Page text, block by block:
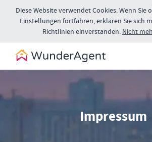
Diese Website verwendet Cookies. Wenn Sie
Einstellungen fortfahren, erklären Sie sich
Richtlinien einverstanden. Nicht
Impressum